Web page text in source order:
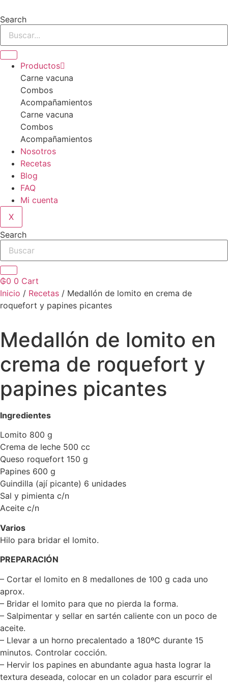
al
contenido
Search
Productos
Carne vacuna
Combos
Acompañamientos
Carne vacuna
Combos
Acompañamientos
Nosotros
Recetas
Blog
FAQ
Mi cuenta
X
Search
₲0 0 Cart
Inicio / Recetas / Medallón de lomito en crema de
roquefort y papines picantes
Medallón de lomito en
crema de roquefort y
papines picantes
Ingredientes
Lomito 800 g
Crema de leche 500 cc
Queso roquefort 150 g
Papines 600 g
Guindilla (ají picante) 6 unidades
Sal y pimienta c/n
Aceite c/n
Varios
Hilo para bridar el lomito.
PREPARACIÓN
– Cortar el lomito en 8 medallones de 100 g cada uno
aprox.
– Bridar el lomito para que no pierda la forma.
– Salpimentar y sellar en sartén caliente con un poco de
aceite.
– Llevar a un horno precalentado a 180ºC durante 15
minutos. Controlar cocción.
– Hervir los papines en abundante agua hasta lograr la
textura deseada, colocar en un colador para escurrir el